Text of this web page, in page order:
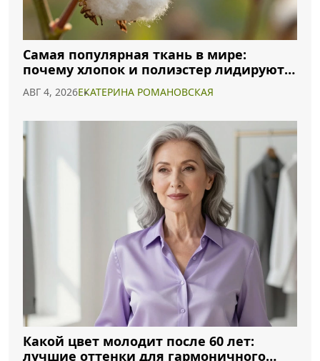
Самая популярная ткань в мире:
почему хлопок и полиэстер лидируют в
2026 году
АВГ 4, 2026ЕКАТЕРИНА РОМАНОВСКАЯ
Какой цвет молодит после 60 лет:
лучшие оттенки для гармоничного